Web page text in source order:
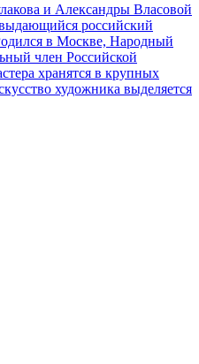
и Александры Власовой
российский
в Москве, Народный
член Российской
хранятся в крупных
художника выделяется